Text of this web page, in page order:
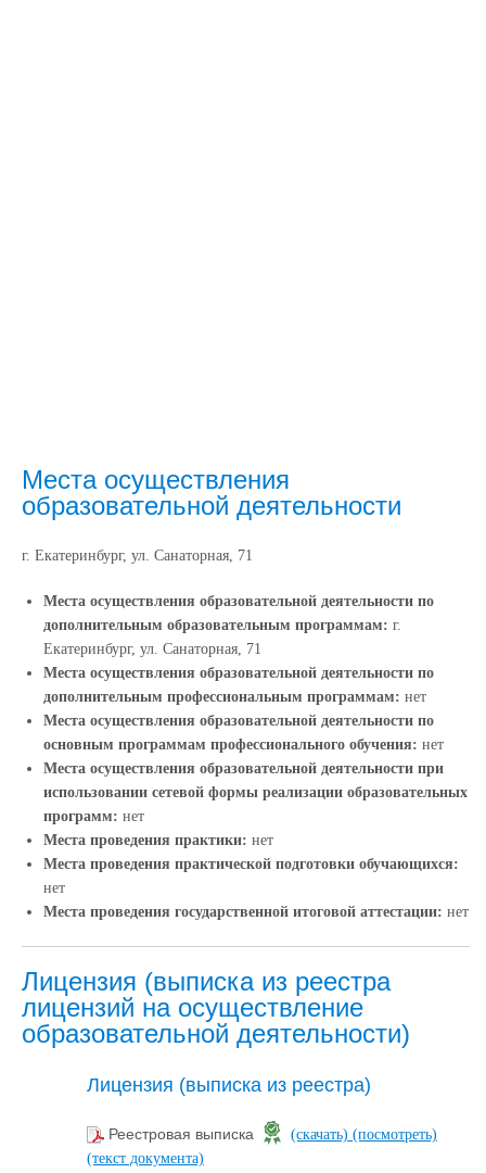
Места осуществления
образовательной деятельности
г. Екатеринбург, ул. Санаторная, 71
Места осуществления образовательной деятельности по
дополнительным образовательным программам: г.
Екатеринбург, ул. Санаторная, 71
Места осуществления образовательной деятельности по
дополнительным профессиональным программам: нет
Места осуществления образовательной деятельности по
основным программам профессионального обучения: нет
Места осуществления образовательной деятельности при
использовании сетевой формы реализации образовательных
программ: нет
Места проведения практики: нет
Места проведения практической подготовки обучающихся:
нет
Места проведения государственной итоговой аттестации: нет
Лицензия (выписка из реестра
лицензий на осуществление
образовательной деятельности)
Лицензия (выписка из реестра)
Реестровая выписка (скачать) (посмотреть)
(текст документа)